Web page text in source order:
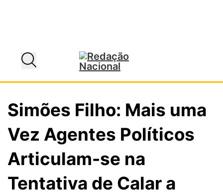
Simões Filho: Mais uma
Vez Agentes Políticos
Articulam-se na
Tentativa de Calar a